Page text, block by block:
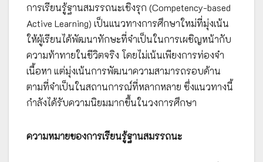
การเรียนรู้ฐานสมรรถนะเชิงรุก (Competency-based
Active Learning) เป็นแนวทางการศึกษาใหม่ที่มุ่งเน้น
ให้ผู้เรียนได้พัฒนาทักษะที่จำเป็นในการเผชิญหน้ากับ
ความท้าทายในชีวิตจริง โดยไม่เน้นเพียงการท่องจำ
เนื้อหา แต่มุ่งเน้นการพัฒนาความสามารถรอบด้าน
ตามที่จำเป็นในสถานการณ์ที่หลากหลาย ซึ่งแนวทางนี้
กำลังได้รับความนิยมมากขึ้นในวงการศึกษา
ความหมายของการเรียนรู้ฐานสมรรถนะ